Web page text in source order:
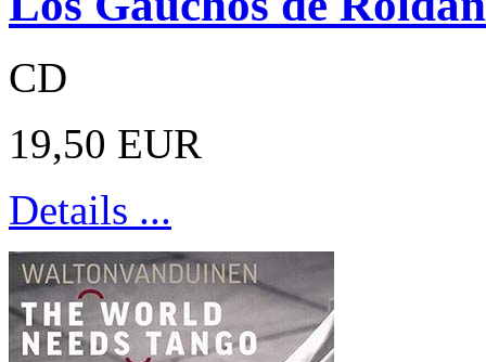
CD
19,50 EUR
Details ...